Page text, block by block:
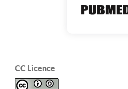
CC Licence